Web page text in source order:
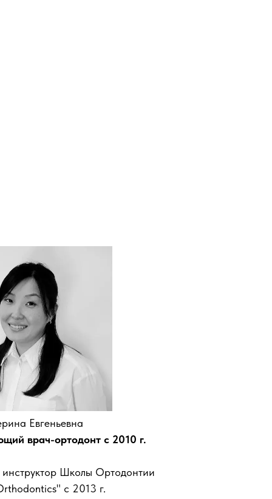
Евгеньевна
врач-ортодонт с 2010 г.
инструктор Школы Ортодонтии
с 2013 г.